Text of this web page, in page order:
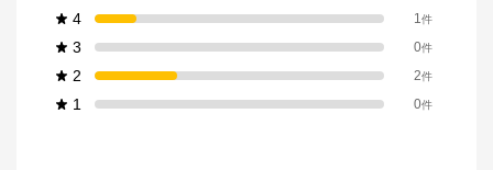
4 1件
3 0件
2 2件
1 0件